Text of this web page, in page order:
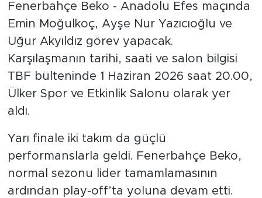
Fenerbahçe Beko - Anadolu Efes maçında
Emin Moğulkoç, Ayşe Nur Yazıcıoğlu ve
Uğur Akyıldız görev yapacak.
Karşılaşmanın tarihi, saati ve salon bilgisi
TBF bülteninde 1 Haziran 2026 saat 20.00,
Ülker Spor ve Etkinlik Salonu olarak yer
aldı.
Yarı finale iki takım da güçlü
performanslarla geldi. Fenerbahçe Beko,
normal sezonu lider tamamlamasının
ardından play-off’ta yoluna devam etti.